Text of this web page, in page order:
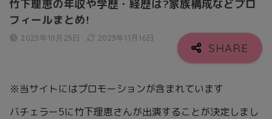
竹下理恵の年収や学歴・経歴は?家族構成などプロ
フィールまとめ!
2023年10月25日 2023年11月16日
※当サイトにはプロモーションが含まれています
バチェラー5に竹下理恵さんが出演することが決定しまし